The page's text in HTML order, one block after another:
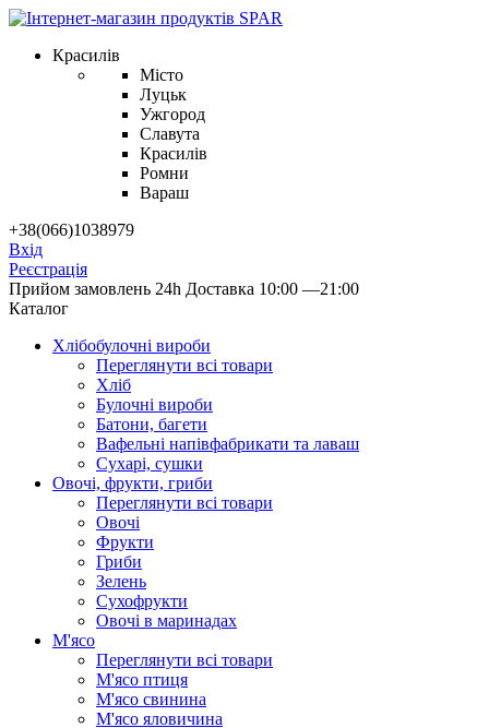
Красилів
Місто
Луцьк
Ужгород
Славута
Красилів
Ромни
Вараш
+38(066)1038979
Вхід
Реєстрація
Прийом замовлень 24h Доставка 10:00 —21:00
Каталог
Хлібобулочні вироби
Переглянути всі товари
Хліб
Булочні вироби
Батони, багети
Вафельні напівфабрикати та лаваш
Сухарі, сушки
Овочі, фрукти, гриби
Переглянути всі товари
Овочі
Фрукти
Гриби
Зелень
Сухофрукти
Овочі в маринадах
М'ясо
Переглянути всі товари
М'ясо птиця
М'ясо свинина
М'ясо яловичина